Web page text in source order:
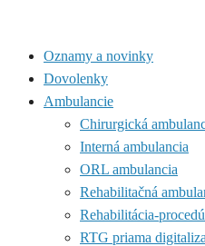
Oznamy a novinky
Dovolenky
Ambulancie
Chirurgická
Interná ambulancia
ORL ambulancia
Rehabilitačná
Rehabilitácia-
RTG priama